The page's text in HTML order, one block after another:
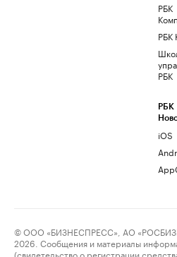
РБК
РБК
РБК
РБК
iOS
© ООО «БИЗНЕСПРЕСС», АО
2026. Сообщения и материалы
(свидетельство о регистрации